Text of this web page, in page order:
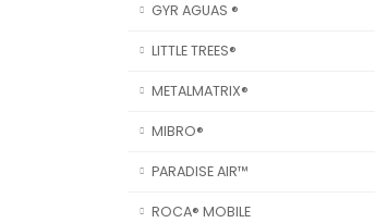
GYR AGUAS ®
LITTLE TREES®
METALMATRIX®
MIBRO®
PARADISE AIR™
ROCA® MOBILE